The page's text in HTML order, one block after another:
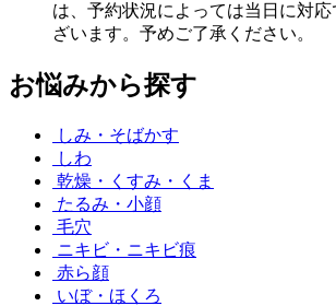
は、予約状況によっては当日に対
ざいます。予めご了承ください。
お悩みから探す
しみ・そばかす
しわ
乾燥・くすみ・くま
たるみ・小顔
毛穴
ニキビ・ニキビ痕
赤ら顔
いぼ・ほくろ